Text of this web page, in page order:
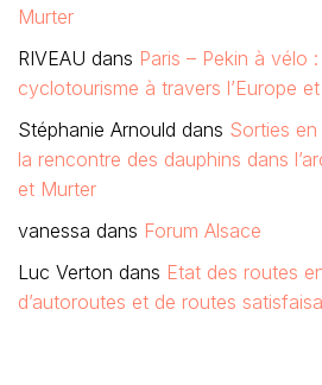
Murter
RIVEAU dans Paris – Pekin à vélo
cyclotourisme à travers l’Europe et
Stéphanie Arnould dans Sorties
la rencontre des dauphins dans
et Murter
vanessa dans Forum Alsace
Luc Verton dans Etat des routes
d’autoroutes et de routes